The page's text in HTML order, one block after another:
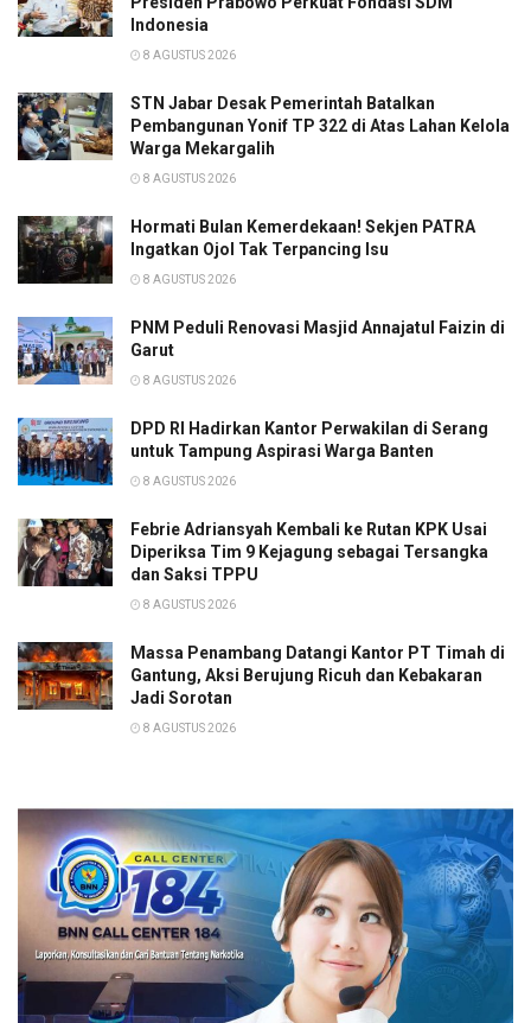
Indonesia
8 AGUSTUS 2026
STN Jabar Desak Pemerintah Batalkan
Pembangunan Yonif TP 322 di Atas Lahan Kelola
Warga Mekargalih
8 AGUSTUS 2026
Hormati Bulan Kemerdekaan! Sekjen PATRA
Ingatkan Ojol Tak Terpancing Isu
8 AGUSTUS 2026
PNM Peduli Renovasi Masjid Annajatul Faizin di
Garut
8 AGUSTUS 2026
DPD RI Hadirkan Kantor Perwakilan di Serang
untuk Tampung Aspirasi Warga Banten
8 AGUSTUS 2026
Febrie Adriansyah Kembali ke Rutan KPK Usai
Diperiksa Tim 9 Kejagung sebagai Tersangka
dan Saksi TPPU
8 AGUSTUS 2026
Massa Penambang Datangi Kantor PT Timah di
Gantung, Aksi Berujung Ricuh dan Kebakaran
Jadi Sorotan
8 AGUSTUS 2026